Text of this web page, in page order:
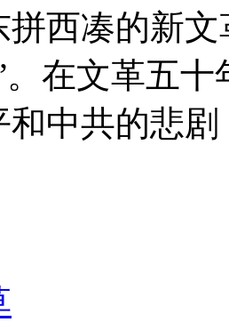
拼西凑的新
。在文革五
和中共的悲